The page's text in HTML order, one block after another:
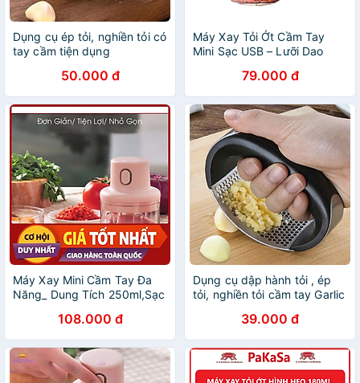
Dụng cụ ép tỏi, nghiền tỏi có
tay cầm tiện dụng
50.000 đ
Máy Xay Tỏi Ớt Cầm Tay
Mini Sạc USB – Lưỡi Dao
Nhanh - HÀNG CHÍNH
HÃNG MINIIN
79.000 đ
Máy Xay Mini Cầm Tay Đa
Năng_ Dung Tích 250ml,Sạc
Hành, Rau Củ Quả Tiện
Dụng
108.000 đ
Dụng cụ dập hành tỏi , ép
tỏi, nghiền tỏi cầm tay Garlic
39.000 đ